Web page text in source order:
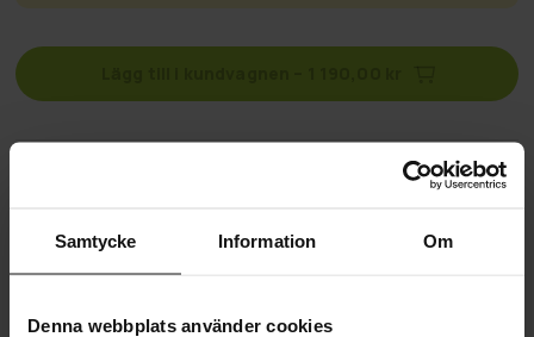
Samtycke Information Om
Denna webbplats använder cookies
60 dagars returpolicy